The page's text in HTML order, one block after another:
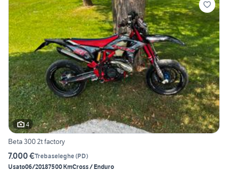
4
Beta 300 2t factory
7.000 €Trebaseleghe(PD)
Usato06/20187500 KmCross / Enduro